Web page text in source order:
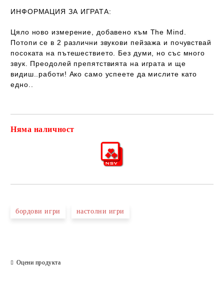
ИНФОРМАЦИЯ ЗА ИГРАТА:
Цяло ново измерение, добавено към The Mind.
Потопи се в 2 различни звукови пейзажа и почувствай
посоката на пътешествието. Без думи, но със много
звук. Преодолей препятствията на играта и ще
видиш..работи! Ако само успеете да мислите като
едно..
Няма наличност
бордови игри настолни игри
Оцени продукта